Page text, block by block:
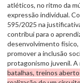
atléticos, no ritmo da
expressão individual.
595/2025 na
contribui para o
desenvolvimento físico,
promover a inclusão
protagonismo juvenil. A
batalhas, treinos